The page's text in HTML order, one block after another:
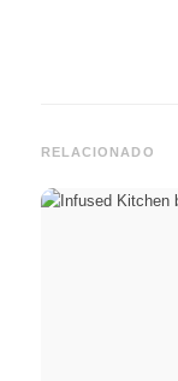
RELACIONADO